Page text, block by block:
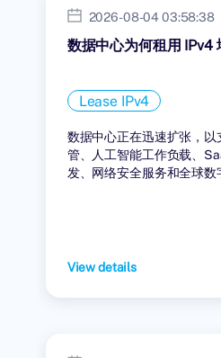
2026-08-04 03:58:38
数据中心为何租用 IPv4
Lease IPv4
数据中心正在迅速扩张，
管、人工智能工作负载、
发、网络安全服务和全球数
View details